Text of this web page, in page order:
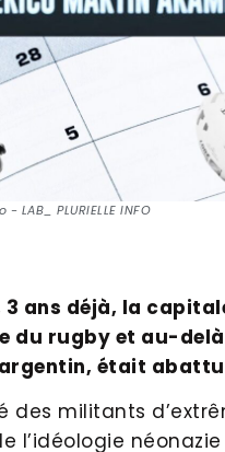
PLURIELLE INFO
3 ans déjà, la
du rugby et au-
était
des militants
l’idéologie